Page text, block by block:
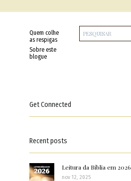
Quem colhe
as respigas
Sobre este
blogue
Get Connected
Recent posts
Leitura da Bíblia em 2026
nov 12, 2025